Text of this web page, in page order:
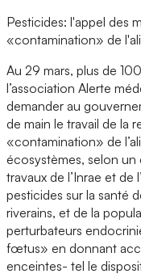
Pesticides: l'appel des
«contamination» de
Au 29 mars, plus de
l’association Alerte
demander au
de main le travail de la
«contamination» de
écosystèmes, selon
travaux de l’Inrae et de
pesticides sur la santé
riverains, et de la
perturbateurs
fœtus» en donnant
enceintes- tel le